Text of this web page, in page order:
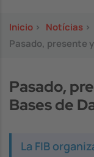
Inicio > Notícias >
Pasado, presente
Pasado,
Bases de
La FIB